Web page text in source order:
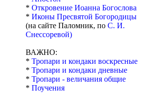
* Откровение Иоанна Богослова
* Иконы Пресвятой Богородицы
(на сайте Паломник, по С. И.
Снессоревой)
ВАЖНО:
* Тропари и кондаки воскресные
* Тропари и кондаки дневные
* Тропари - величания общие
* Поучения